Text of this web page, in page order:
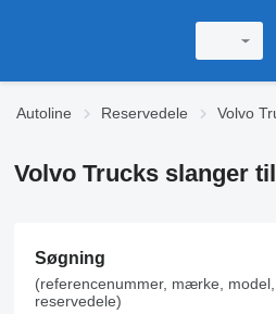
Autoline Reservedele Volvo
Volvo Trucks slanger
Søgning
(referencenummer, mærke, model,
reservedele)